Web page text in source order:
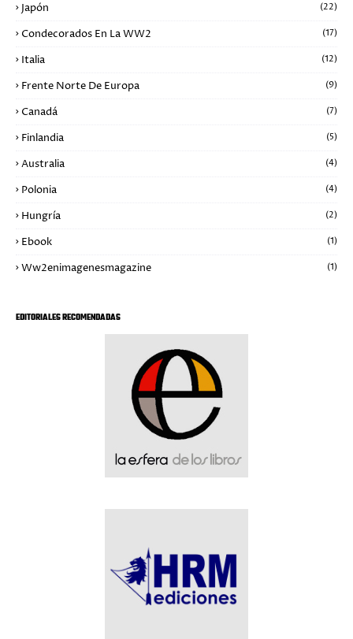
Japón (22)
Condecorados En La WW2 (17)
Italia (12)
Frente Norte De Europa (9)
Canadá (7)
Finlandia (5)
Australia (4)
Polonia (4)
Hungría (2)
Ebook (1)
Ww2enimagenesmagazine (1)
EDITORIALES RECOMENDADAS